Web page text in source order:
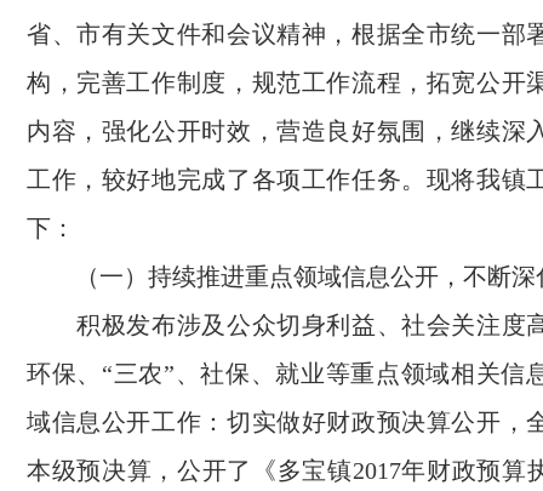
省、市有关文件和会议精神，根据全市统一部
构，完善工作制度，规范工作流程，拓宽公开
内容，强化公开时效，营造良好氛围，继续深
工作，较好地完成了各项工作任务。现将我镇
下：
（一） 持续推进重点领域信息公开，不断深
积极发布涉及公众切身利益、社会关注度
环保、“三农”、社保、就业等重点领域相关信
域信息公开工作：切实做好财政预决算公开，
本级预决算，公开了《多宝镇2017年财政预算